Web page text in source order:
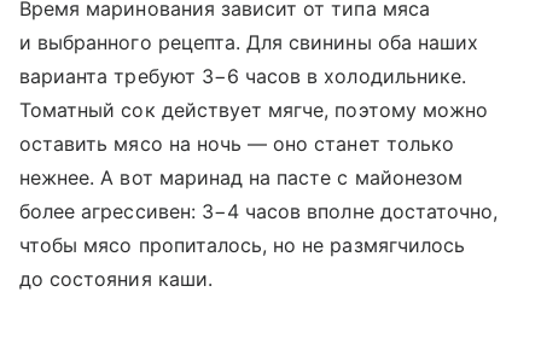
Время маринования зависит от типа мяса
и выбранного рецепта. Для свинины оба наших
варианта требуют 3−6 часов в холодильнике.
Томатный сок действует мягче, поэтому можно
оставить мясо на ночь — оно станет только
нежнее. А вот маринад на пасте с майонезом
более агрессивен: 3−4 часов вполне достаточно,
чтобы мясо пропиталось, но не размягчилось
до состояния каши.